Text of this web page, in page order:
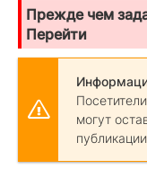
Прежде чем
Перейти
могут